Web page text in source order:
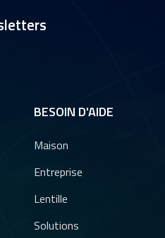
BESOIN D'AIDE
Maison
Entreprise
Lentille
Solutions